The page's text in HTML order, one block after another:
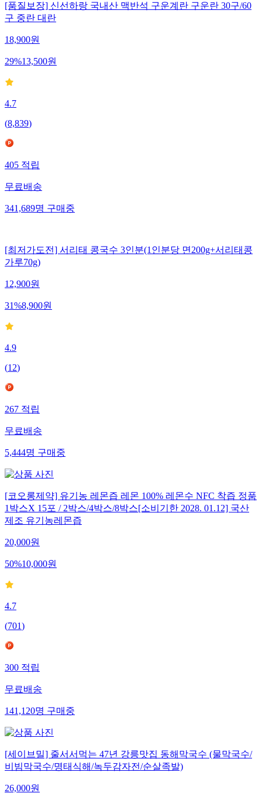
[품질보장] 신선하랑 국내산 맥반석 구운계란 구운란 30구/60
구 중란 대란
18,900원
29%13,500원
4.7
(8,839)
405 적립
무료배송
341,689명 구매중
[최저가도전] 서리태 콩국수 3인분(1인분당 면200g+서리태콩
가루70g)
12,900원
31%8,900원
4.9
(12)
267적립
무료배송
5,444명구매중
[코오롱제약] 유기농 레몬즙 레몬 100% 레몬수 NFC 착즙 정품
1박스X 15포 / 2박스/4박스/8박스[소비기한 2028. 01.12] 국산
제조 유기농레몬즙
20,000원
50%10,000원
4.7
(701)
300적립
무료배송
141,120명구매중
[세이브밀] 줄서서먹는 47년 강릉맛집 동해막국수 (물막국수/
비빔막국수/명태식해/녹두감자전/순살족발)
26,000원